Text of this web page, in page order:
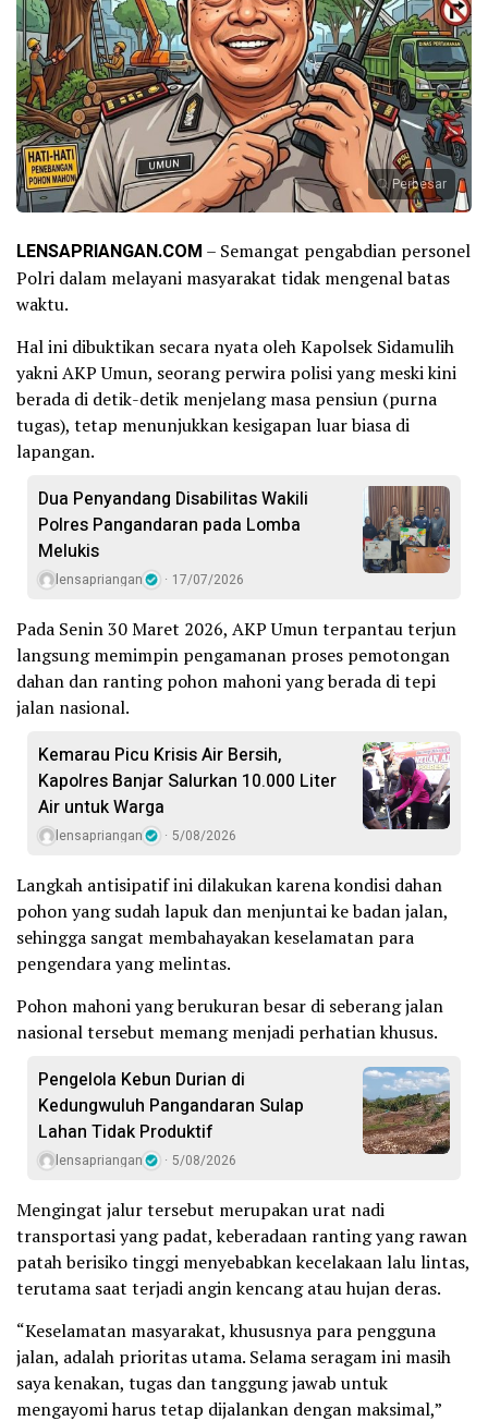
Perbesar
LENSAPRIANGAN.COM – Semangat pengabdian personel
Polri dalam melayani masyarakat tidak mengenal batas
waktu.
Hal ini dibuktikan secara nyata oleh Kapolsek Sidamulih
yakni AKP Umun, seorang perwira polisi yang meski kini
berada di detik-detik menjelang masa pensiun (purna
tugas), tetap menunjukkan kesigapan luar biasa di
lapangan.
Dua Penyandang Disabilitas Wakili
Polres Pangandaran pada Lomba
Melukis
lensapriangan 17/07/2026
Pada Senin 30 Maret 2026, AKP Umun terpantau terjun
langsung memimpin pengamanan proses pemotongan
dahan dan ranting pohon mahoni yang berada di tepi
jalan nasional.
Kemarau Picu Krisis Air Bersih,
Kapolres Banjar Salurkan 10.000 Liter
Air untuk Warga
lensapriangan 5/08/2026
Langkah antisipatif ini dilakukan karena kondisi dahan
pohon yang sudah lapuk dan menjuntai ke badan jalan,
sehingga sangat membahayakan keselamatan para
pengendara yang melintas.
Pohon mahoni yang berukuran besar di seberang jalan
nasional tersebut memang menjadi perhatian khusus.
Pengelola Kebun Durian di
Kedungwuluh Pangandaran Sulap
Lahan Tidak Produktif ‎
lensapriangan 5/08/2026
Mengingat jalur tersebut merupakan urat nadi
transportasi yang padat, keberadaan ranting yang rawan
patah berisiko tinggi menyebabkan kecelakaan lalu lintas,
terutama saat terjadi angin kencang atau hujan deras.
“Keselamatan masyarakat, khususnya para pengguna
jalan, adalah prioritas utama. Selama seragam ini masih
saya kenakan, tugas dan tanggung jawab untuk
mengayomi harus tetap dijalankan dengan maksimal,”